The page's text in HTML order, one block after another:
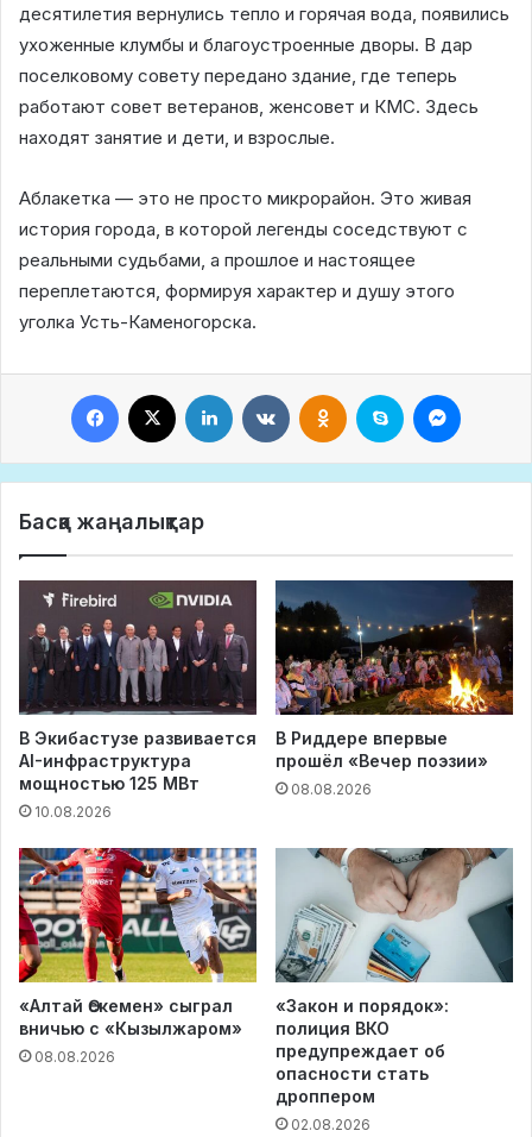
десятилетия вернулись тепло и горячая вода, появились
ухоженные клумбы и благоустроенные дворы. В дар
поселковому совету передано здание, где теперь
работают совет ветеранов, женсовет и КМС. Здесь
находят занятие и дети, и взрослые.
Аблакетка — это не просто микрорайон. Это живая
история города, в которой легенды соседствуют с
реальными судьбами, а прошлое и настоящее
переплетаются, формируя характер и душу этого
уголка Усть-Каменогорска.
Facebook LinkedIn VKontakteOdnoklassniki
Skype
Басқа жаңалықтар
В Экибастузе развивается
AI-инфраструктура
мощностью 125 МВт
10.08.2026
В Риддере впервые
прошёл «Вечер поэзии»
08.08.2026
«Алтай Өскемен» сыграл
вничью с «Кызылжаром»
08.08.2026
«Закон и порядок»:
полиция ВКО
предупреждает об
опасности стать
дроппером
02.08.2026